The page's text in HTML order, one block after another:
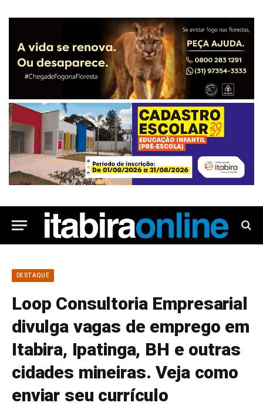
DESTAQUE
Loop Consultoria Empresarial
divulga vagas de emprego em
Itabira, Ipatinga, BH e outras
cidades mineiras. Veja como
enviar seu currículo